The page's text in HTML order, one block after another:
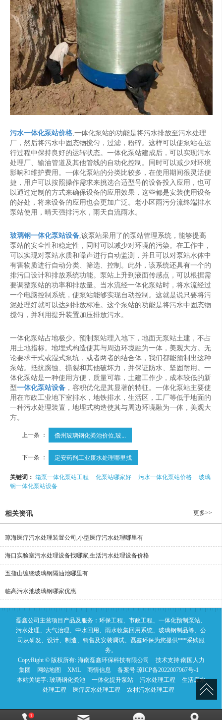
污水一体化泵站价格,一体化泵站的功能是将污水排放至污水处理
厂，然后将污水中固态物搅匀，过滤，粉碎。这样可以使泵站在运
行过程中保持良好的运转状态。一体化泵站建成后，可以实现污水
处理厂、输油管道及其他管线的自动化控制。同时可以减少对环境
影响和维护费用。一体化泵站的分类比较多，在使用期间很灵活便
捷，用户可以按照操作需求来挑选合适型号的设备投入应用，也可
以通过定制的方式来确保设备的应用效果，这些都是安装使用设备
的好处，将来设备的应用也会更加广泛。老小区雨污分流终端排水
泵站使用，晴天强排污水，雨天自流雨水。
玻璃钢一体化泵站设备,该泵站采用了的泵站管理系统，能够提高
泵站的安全性和稳定性，同时可以减少对环境的污染。在工作中，
可以实现对泵站水质和噪声进行自动监测，并且可以对泵站水体中
有害物质进行自动分类、筛选、控制。此外，该系统还具有一个的
排污口设计和排放系统功能。泵站上升到液面传感点，可以根据需
要调整泵站的功率和排放量。当水流经一体化泵站时，将水流经过
一个电脑控制系统，使泵站能够实现自动控制。这就是说只要将污
泥处理好就可以达到排放标准。这个泵站的功能是将污水中固态物
搅匀，并利用提升装置加压排放污水。
一体化泵站占地极少。预制泵站理入地下，地面无泵站土建，不占
用土地指标。地埋式构造使其与周边环境融为一体，美观大方。无
论要求干式或湿式泵坑，或者两者的结合体，我们都能预制出这种
泵站。抵抗腐蚀、撕裂和其他破坏力，并保证防水、坚固耐用。一
体化泵站是一种使用方便，质量可靠，土建工作少，成本较低的新
型一体化泵站设备，容积优化是其显著的特征。一体化泵站主要使
用在市政工业地下室排水，地铁排水，生活区，工厂等低于地面的
一种污水处理装置，地埋式构造使其与周边环境融为一体，美观大
方。
上一条 ： 儋州玻璃钢化粪池价位,玻...
下一条 ： 定安药剂工业废水处理哪里找
关键词： 箱泵一体化泵站工程 化泵站哪家好 污水一体化泵站价格
玻璃
钢一体化泵站设备
相关资讯 更多>>
琼海医疗污水处理装置公司,小型医疗污水处理哪里有
海口实验室污水处理设备找哪家,生活污水处理设备价格
五指山缠绕玻璃钢隔油池哪里有
临高污水池玻璃钢哪家优惠
磊鑫公司主营项目产品及服务：环保工程、市政工程、一体化预制泵站、
污水处理、大气治理、中水回用、雨水收集回用系统、玻璃钢制品等、公
司从研发、设计、制造、销售及安装调试、磊鑫环保为您提供***采购服
务。
CopyRight © 版权所有: 海南磊鑫环保科技有限公司 技术支持:南国人力
集团
网站地图 XML 商情信息 备案号:琼ICP备2022007967号-1
本站关键字: 玻璃钢化粪池 一体化提升泵站 污水处理工程
生活废水
处理工程
医疗废水处理工程 农村污水处理工程